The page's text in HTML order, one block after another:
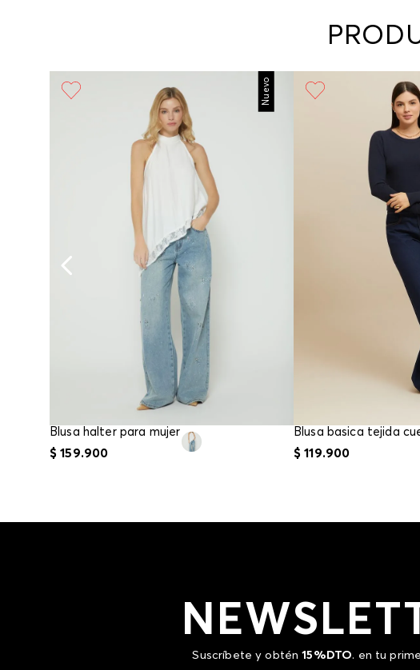
Nuevo
Blusa halter para mujer
$ 159.900 $ 119.900
Suscríbete y obtén15%DTO. en tu